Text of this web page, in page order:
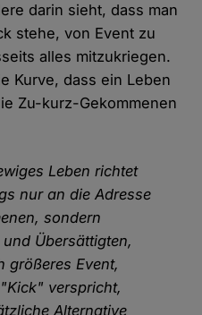
darin sieht, dass man
stehe, von Event zu
alles mitzukriegen.
Kurve, dass ein Leben
Zu-kurz-Gekommenen
Leben richtet
nur an die Adresse
sondern
Übersättigten,
größeres Event,
verspricht,
Alternative